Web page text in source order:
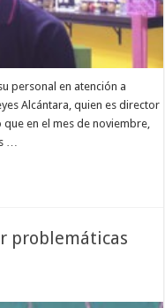
personal en atención a
Alcántara, quien es director
en el mes de noviembre,
…
problemáticas